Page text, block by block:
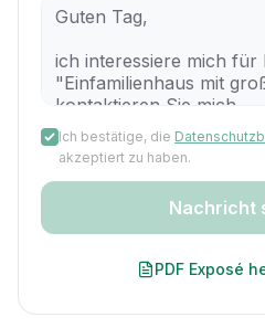
Ich bestätige, die
akzeptiert zu haben.
Nachricht
PDF Exposé